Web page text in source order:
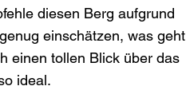
diesen Berg aufgrund
einschätzen, was geht
einen tollen Blick über das
ideal.